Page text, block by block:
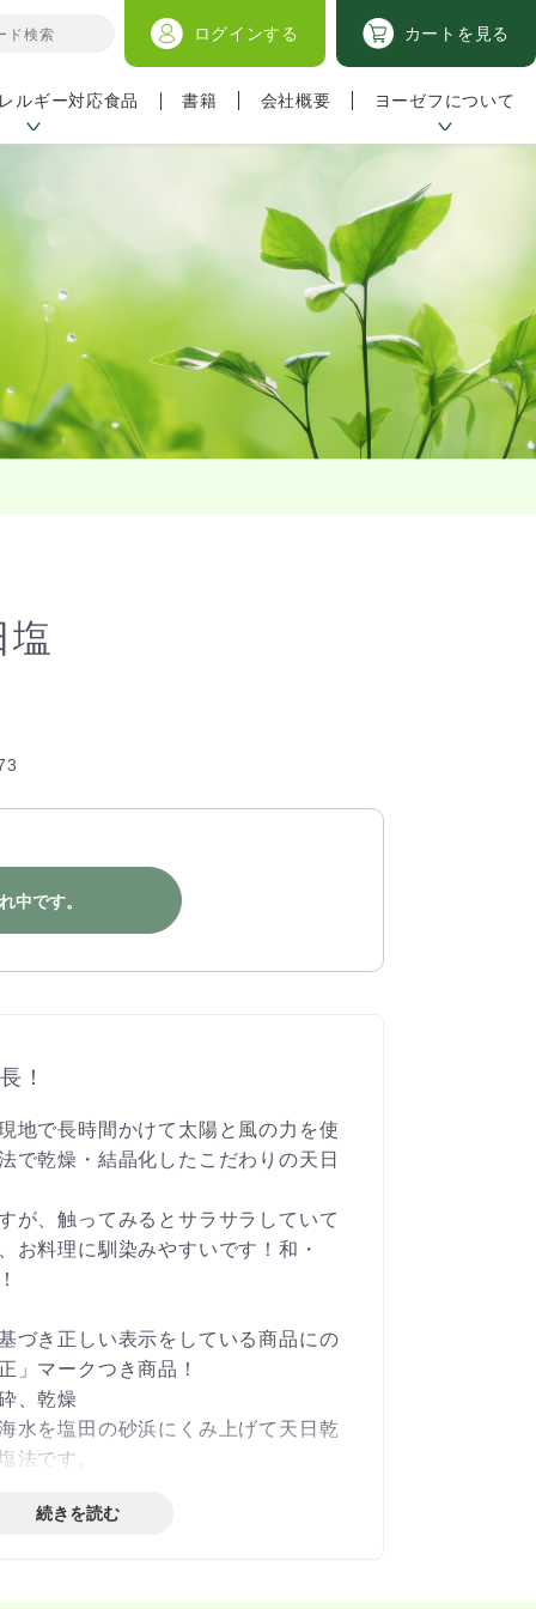
ログインする カートを見る
ルギー対応食品 書籍 会社概要 ヨーゼフについて
中です。
！
地で長時間かけて太陽と風の力を使
で乾燥・結晶化したこだわりの天日
が、触ってみるとサラサラしていて
お料理に馴染みやすいです！和・
づき正しい表示をしている商品にの
」マークつき商品！
、乾燥
水を塩田の砂浜にくみ上げて天日乾
法です。
続きを読む